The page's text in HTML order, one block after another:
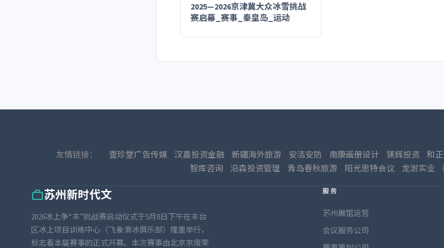
2025—2026京津冀大众冰雪挑战
赛启幕_赛事_秦皇岛_运动
友情链接： 壹珍堂广告传媒 汉嘉投资金融 新疆海外旅游 安洁安防 南康画册设计 镁辉投资 和
智库咨询
沿森投资管理 青岛春秋旅游 阳光思特会议 龙澍实业
苏州新时代文
2026冰上争“丰”挑战赛启动仪式于5月8日下午在丰台
区冰上项目训练中心（飞象滑冰俱乐部）隆重举行，
标志着本届赛事的正式开幕。本次赛事由北京京南荣
服务
苏州展馆运营
会议服务公司